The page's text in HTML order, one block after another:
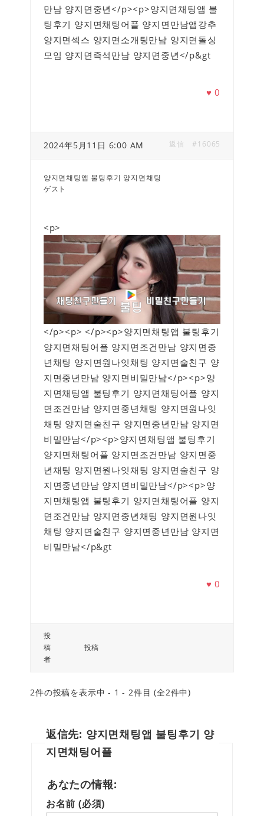
만남 양지면중년</p><p>양지면채팅앱 불
팅후기 양지면채팅어플 양지면만남앱강추
양지면섹스 양지면소개팅만남 양지면돌싱
모임 양지면즉석만남 양지면중년</p&gt
♥0
2024年5月11日 6:00 AM #16065
返信
양지면채팅앱 불팅후기 양지면채팅
ゲスト
<p>
</p><p> </p><p>양지면채팅앱 불팅후기
양지면채팅어플 양지면조건만남 양지면중
년채팅 양지면원나잇채팅 양지면술친구 양
지면중년만남 양지면비밀만남</p><p>양
지면채팅앱 불팅후기 양지면채팅어플 양지
면조건만남 양지면중년채팅 양지면원나잇
채팅 양지면술친구 양지면중년만남 양지면
비밀만남</p><p>양지면채팅앱 불팅후기
양지면채팅어플 양지면조건만남 양지면중
년채팅 양지면원나잇채팅 양지면술친구 양
지면중년만남 양지면비밀만남</p><p>양
지면채팅앱 불팅후기 양지면채팅어플 양지
면조건만남 양지면중년채팅 양지면원나잇
채팅 양지면술친구 양지면중년만남 양지면
비밀만남</p&gt
♥0
投
稿
者
投稿
2件の投稿を表示中 - 1 - 2件目 (全2件中)
返信先: 양지면채팅앱 불팅후기 양
지면채팅어플
あなたの情報:
お名前 (必須)